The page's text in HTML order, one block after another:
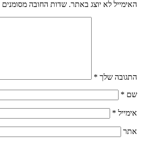
האימייל לא יוצג באתר. שדות החובה מסומנים
התגובה שלך *
שם *
אימייל *
אתר